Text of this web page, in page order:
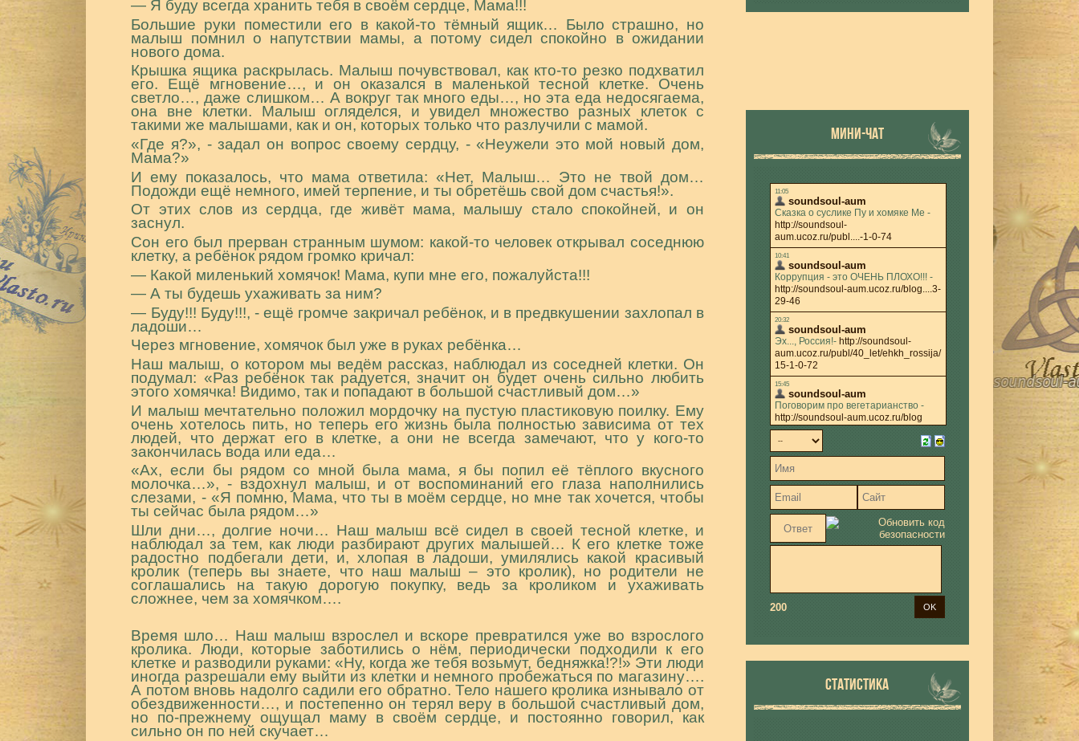
― Я буду всегда хранить тебя в своём сердце, Мама!!!
Большие руки поместили его в какой-то тёмный ящик… Было страшно, но
малыш помнил о напутствии мамы, а потому сидел спокойно в ожидании
нового дома.
Крышка ящика раскрылась. Малыш почувствовал, как кто-то резко подхватил
его. Ещё мгновение…, и он оказался в маленькой тесной клетке. Очень
светло…, даже слишком… А вокруг так много еды…, но эта еда недосягаема,
она вне клетки. Малыш огляделся, и увидел множество разных клеток с
такими же малышами, как и он, которых только что разлучили с мамой.
«Где я?», - задал он вопрос своему сердцу, - «Неужели это мой новый дом,
Мама?»
И ему показалось, что мама ответила: «Нет, Малыш… Это не твой дом…
Подожди ещё немного, имей терпение, и ты обретёшь свой дом счастья!».
От этих слов из сердца, где живёт мама, малышу стало спокойней, и он
заснул.
Сон его был прерван странным шумом: какой-то человек открывал соседнюю
клетку, а ребёнок рядом громко кричал:
― Какой миленький хомячок! Мама, купи мне его, пожалуйста!!!
― А ты будешь ухаживать за ним?
― Буду!!! Буду!!!, - ещё громче закричал ребёнок, и в предвкушении захлопал в
ладоши…
Через мгновение, хомячок был уже в руках ребёнка…
Наш малыш, о котором мы ведём рассказ, наблюдал из соседней клетки. Он
подумал: «Раз ребёнок так радуется, значит он будет очень сильно любить
этого хомячка! Видимо, так и попадают в большой счастливый дом…»
И малыш мечтательно положил мордочку на пустую пластиковую поилку. Ему
очень хотелось пить, но теперь его жизнь была полностью зависима от тех
людей, что держат его в клетке, а они не всегда замечают, что у кого-то
закончилась вода или еда…
«Ах, если бы рядом со мной была мама, я бы попил её тёплого вкусного
молочка…», - вздохнул малыш, и от воспоминаний его глаза наполнились
слезами, - «Я помню, Мама, что ты в моём сердце, но мне так хочется, чтобы
ты сейчас была рядом…»
Шли дни…, долгие ночи… Наш малыш всё сидел в своей тесной клетке, и
наблюдал за тем, как люди разбирают других малышей… К его клетке тоже
радостно подбегали дети, и, хлопая в ладоши, умилялись какой красивый
кролик (теперь вы знаете, что наш малыш – это кролик), но родители не
соглашались на такую дорогую покупку, ведь за кроликом и ухаживать
сложнее, чем за хомячком….
Время шло… Наш малыш взрослел и вскоре превратился уже во взрослого
кролика. Люди, которые заботились о нём, периодически подходили к его
клетке и разводили руками: «Ну, когда же тебя возьмут, бедняжка!?!» Эти люди
иногда разрешали ему выйти из клетки и немного пробежаться по магазину….
А потом вновь надолго садили его обратно. Тело нашего кролика изнывало от
обездвиженности…, и постепенно он терял веру в большой счастливый дом,
но по-прежнему ощущал маму в своём сердце, и постоянно говорил, как
сильно он по ней скучает…
МИНИ-ЧАТ
200
СТАТИСТИКА